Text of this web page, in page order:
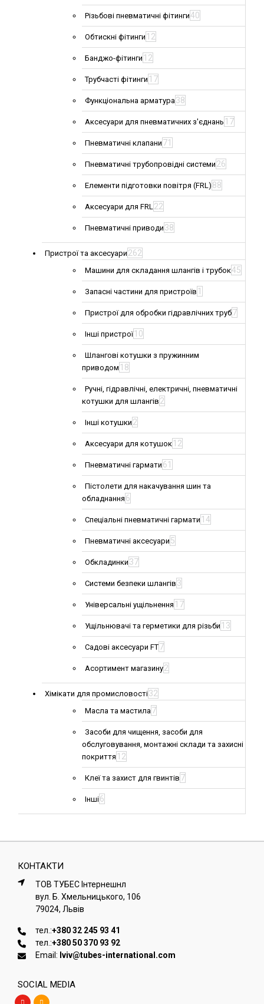
Різьбові пневматичні фітинги40
Обтискні фітинги 12
Банджо-фітинги 12
Трубчасті фітинги 17
Функціональна арматура38
Аксесуари для пневматичних з'єднань 17
Пневматичні клапани 71
Пневматичні трубопровідні системи 26
Елементи підготовки повітря (FRL) 88
Аксесуари для FRL22
Пневматичні приводи 38
Пристрої та аксесуари 262
Машини для складання шлангів і трубок45
Запасні частини для пристроїв 1
Пристрої для обробки гідравлічних труб7
Інші пристрої 10
Шлангові котушки з пружинним
приводом 18
Ручні, гідравлічні, електричні, пневматичні
котушки для шлангів 2
Інші котушки 2
Аксесуари для котушок 12
Пневматичні гармати 61
Пістолети для накачування шин та
обладнання 6
Спеціальні пневматичні гармати 14
Пневматичні аксесуари 5
Обкладинки 37
Системи безпеки шлангів 3
Універсальні ущільнення 17
Ущільнювачі та герметики для різьби 13
Садові аксесуари FT7
Асортимент магазину2
Хімікати для промисловості32
Масла та мастила7
Засоби для чищення, засоби для
обслуговування, монтажні склади та захисні
покриття 12
Клеї та захист для гвинтів 7
Інші6
КОНТАКТИ
ТОВ ТУБЕС Iнтернешнл
вул. Б. Хмельницького, 106
79024, Львiв
тел.:+380 32 245 93 41
тел.:+380 50 370 93 92
Email: lviv@tubes-international.com
SOCIAL MEDIA